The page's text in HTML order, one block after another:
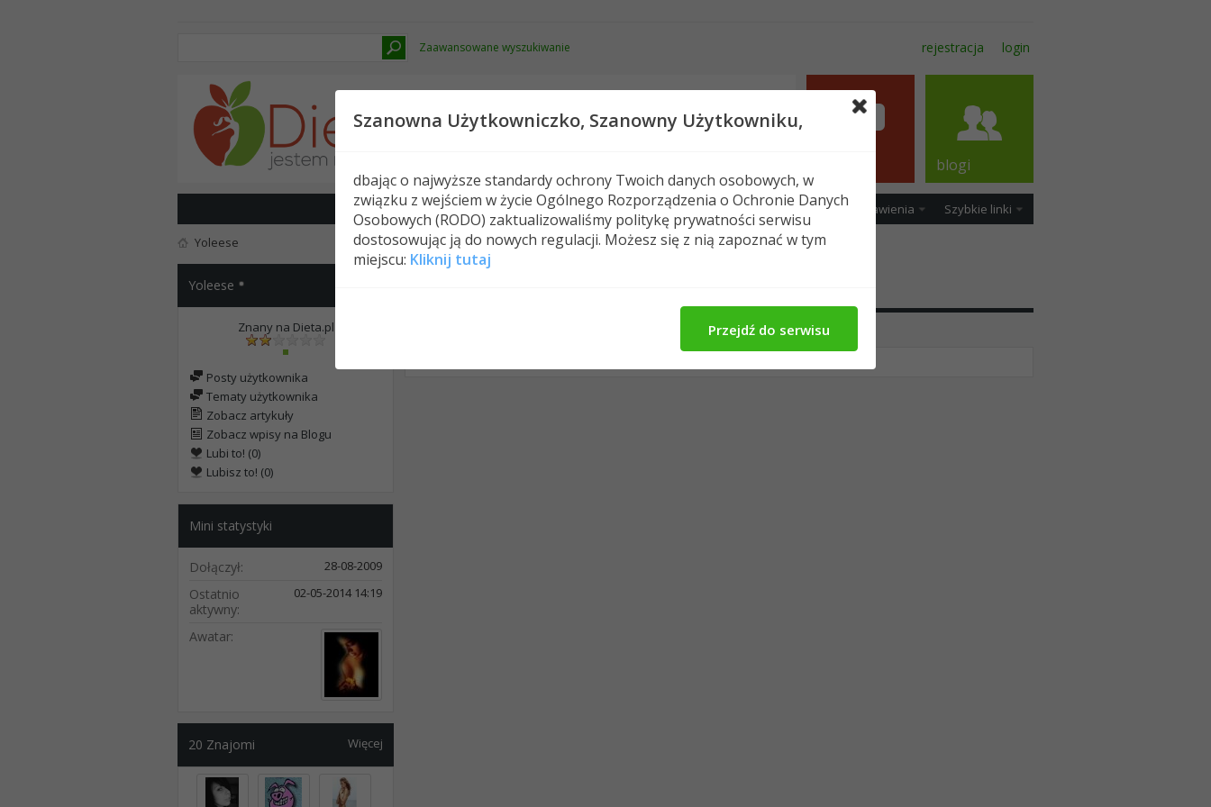
Zaawansowane wyszukiwanie rejestracja login
Nowe posty FAQ Kalendarz Spełeczność Ustawienia Szybkie linki
blogi
Yoleese
Yoleese
Znany na Dieta.pl
Posty użytkownika
Tematy użytkownika
Zobacz artykuły
Zobacz wpisy na Blogu
Lubi to! (0)
Lubisz to! (0)
Mini statystyki
Dołączył 28-08-2009
Ostatnio
aktywny
02-05-2014 14:19
Awatar
Więcej
20 Znajomi
Szanowna Użytkowniczko, Szanowny Użytkowniku,
dbając o najwyższe standardy ochrony Twoich danych osobowych, w
związku z wejściem w życie Ogólnego Rozporządzenia o Ochronie Danych
Osobowych (RODO) zaktualizowaliśmy politykę prywatności serwisu
dostosowując ją do nowych regulacji. Możesz się z nią zapoznać w tym
miejscu: Kliknij tutaj
Przejdź do serwisu